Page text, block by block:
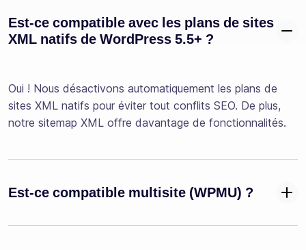
Est-ce compatible avec les plans de sites
XML natifs de WordPress 5.5+ ?
Oui ! Nous désactivons automatiquement les plans de
sites XML natifs pour éviter tout conflits SEO. De plus,
notre sitemap XML offre davantage de fonctionnalités.
Est-ce compatible multisite (WPMU) ?